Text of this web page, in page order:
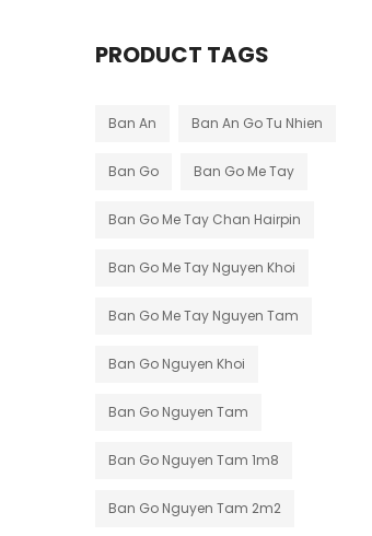
PRODUCT TAGS
Ban An Ban An Go Tu Nhien
Ban Go Ban Go Me Tay
Ban Go Me Tay Chan Hairpin
Ban Go Me Tay Nguyen Khoi
Ban Go Me Tay Nguyen Tam
Ban Go Nguyen Khoi
Ban Go Nguyen Tam
Ban Go Nguyen Tam 1m8
Ban Go Nguyen Tam 2m2